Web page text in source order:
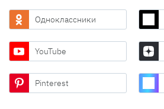
Одноклассники
YouTube
Pinterest